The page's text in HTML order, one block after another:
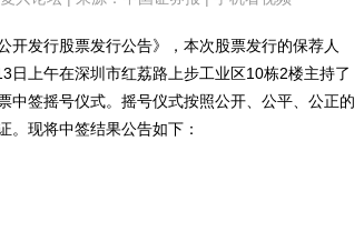
发行股票发行公告》，本次股票发行的保荐人
日上午在深圳市红荔路上步工业区10栋2楼主持了
中签摇号仪式。摇号仪式按照公开、公平、公正的
。现将中签结果公告如下：